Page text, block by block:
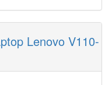
Lenovo V110-